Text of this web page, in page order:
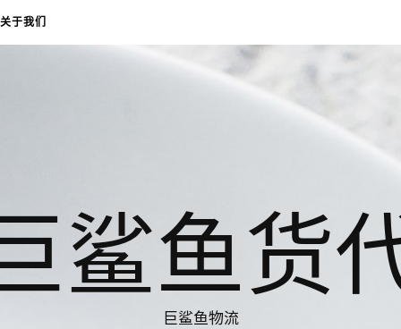
关于我们
鲨鱼货
巨鲨鱼物流